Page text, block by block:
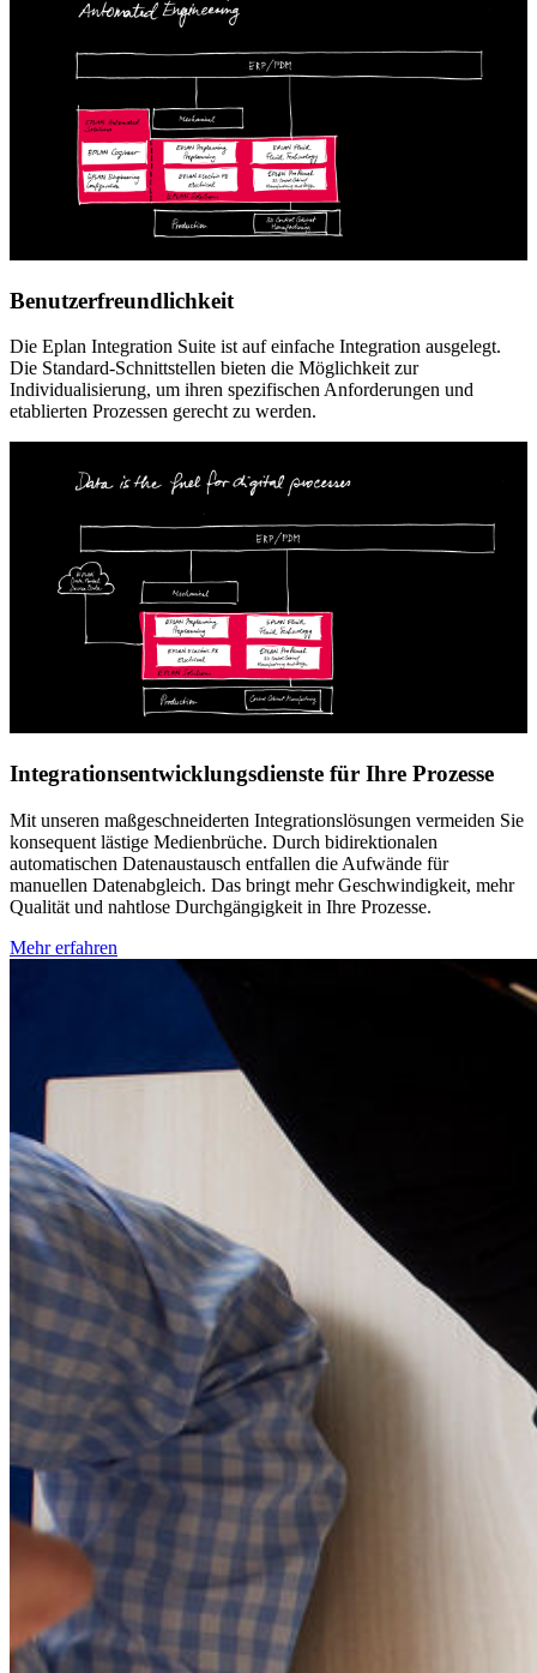
Benutzerfreundlichkeit
Die Eplan Integration Suite ist auf einfache Integration ausgelegt.
Die Standard-Schnittstellen bieten die Möglichkeit zur
Individualisierung, um ihren spezifischen Anforderungen und
etablierten Prozessen gerecht zu werden.
Integrationsentwicklungsdienste für Ihre Prozesse
Mit unseren maßgeschneiderten Integrationslösungen vermeiden Sie
konsequent lästige Medienbrüche. Durch bidirektionalen
automatischen Datenaustausch entfallen die Aufwände für
manuellen Datenabgleich. Das bringt mehr Geschwindigkeit, mehr
Qualität und nahtlose Durchgängigkeit in Ihre Prozesse.
Mehr erfahren